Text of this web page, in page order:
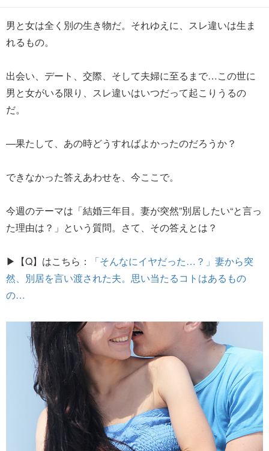
男と女は全く別の生き物だ。それゆえに、スレ違いは生ま
れるもの。
出会い、デート、交際、そして夫婦に至るまで…この世に
男と女がいる限り、スレ違いはいつだって起こりうるの
だ。
—果たして、あの時どうすればよかったのだろうか？
できなかった答えあわせを、今ここで。
今週のテーマは「結婚三年目。妻が突然”別居したい“と言っ
た理由は？」という質問。さて、その答えとは？
▶【Q】はこちら：
「そんなにイヤだった…？」妻から突
然、別居を言い渡された夫。思い当たるコトはあるもの
の…